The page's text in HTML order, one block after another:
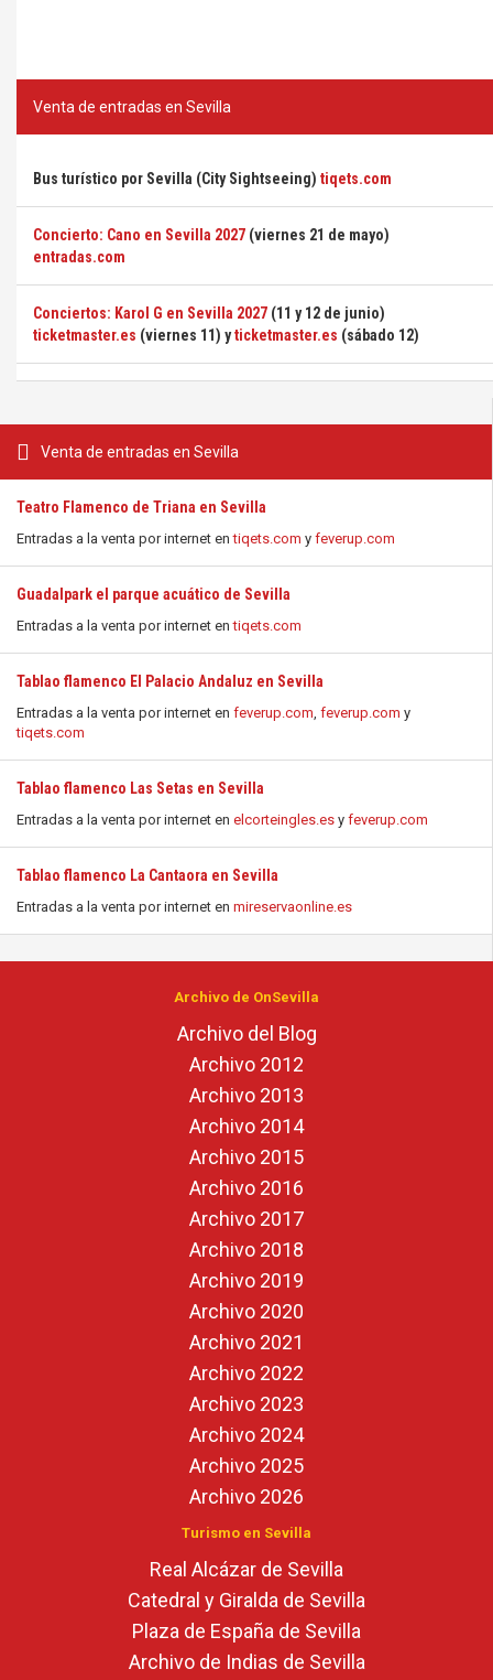
Venta de entradas en Sevilla
Teatro Flamenco de Triana en Sevilla
Entradas a la venta por internet entiqets.com y feverup.com
Guadalpark el parque acuático de Sevilla
Entradas a la venta por internet entiqets.com
Tablao flamenco El Palacio Andaluz en Sevilla
Entradas a la venta por internet en feverup.com, feverup.com y
tiqets.com
Tablao flamenco Las Setas en Sevilla
Entradas a la venta por internet en elcorteingles.es y feverup.com
Tablao flamenco La Cantaora en Sevilla
Entradas a la venta por internet en mireservaonline.es
Venta de entradas en Sevilla
Bus turístico por Sevilla (City Sightseeing) tiqets.com
Concierto: Cano en Sevilla 2027 (viernes 21 de mayo)
entradas.com
Conciertos: Karol G en Sevilla 2027 (11 y 12 de junio)
ticketmaster.es (viernes 11) yticketmaster.es (sábado 12)
Archivo de OnSevilla
Archivo del Blog
Archivo 2012
Archivo 2013
Archivo 2014
Archivo 2015
Archivo 2016
Archivo 2017
Archivo 2018
Archivo 2019
Archivo 2020
Archivo 2021
Archivo 2022
Archivo 2023
Archivo 2024
Archivo 2025
Archivo 2026
Turismo en Sevilla
Real Alcázar de Sevilla
Catedral y Giralda de Sevilla
Plaza de España de Sevilla
Archivo de Indias de Sevilla